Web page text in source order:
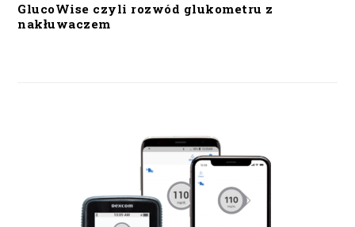
GlucoWise czyli rozwód glukometru z
nakłuwaczem